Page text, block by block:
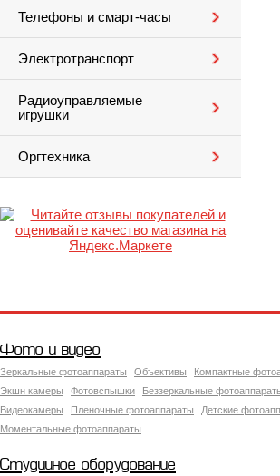
Телефоны и смарт-часы
Электротранспорт
Радиоуправляемые
игрушки
Оргтехника
Фото и видео
Зеркальные фотоаппараты Объективы
Компактные
Экшн камеры
Фотовспышки
Беззеркальные
Видеокамеры
Пленочные фотоаппараты
Детские
Моментальные фотоаппараты
Студийное оборудование